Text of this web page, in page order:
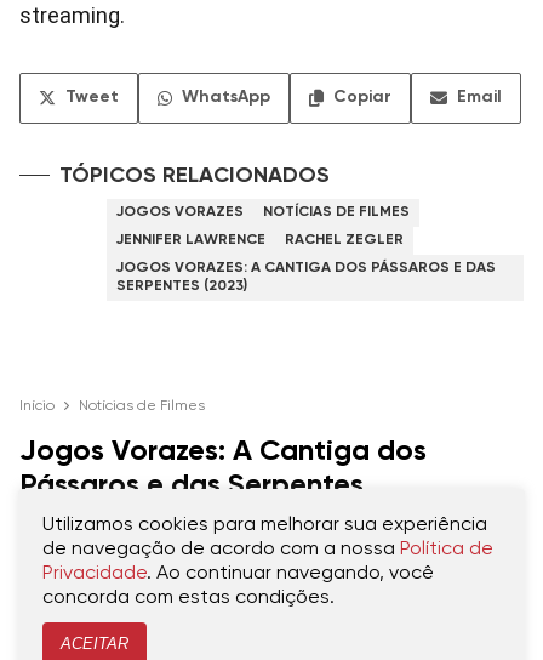
streaming.
Tweet WhatsApp Copiar Email
TÓPICOS RELACIONADOS
JOGOS VORAZES
NOTÍCIAS DE FILMES
JENNIFER LAWRENCE
RACHEL ZEGLER
JOGOS VORAZES: A CANTIGA DOS PÁSSAROS E DAS
SERPENTES (2023)
Início Notícias de Filmes
Jogos Vorazes: A Cantiga dos
Pássaros e das Serpentes
surpreende, e segue no topo das
bilheterias
Filme deve ultrapassar os US$ 100 milhões
ainda está semana
Utilizamos cookies para melhorar sua experiência
de navegação de acordo com a nossa Política de
Privacidade. Ao continuar navegando, você
concorda com estas condições.
ACEITAR